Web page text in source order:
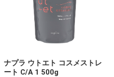
ナプラ ウトエト コスメストレ
ート C/A 1 500g